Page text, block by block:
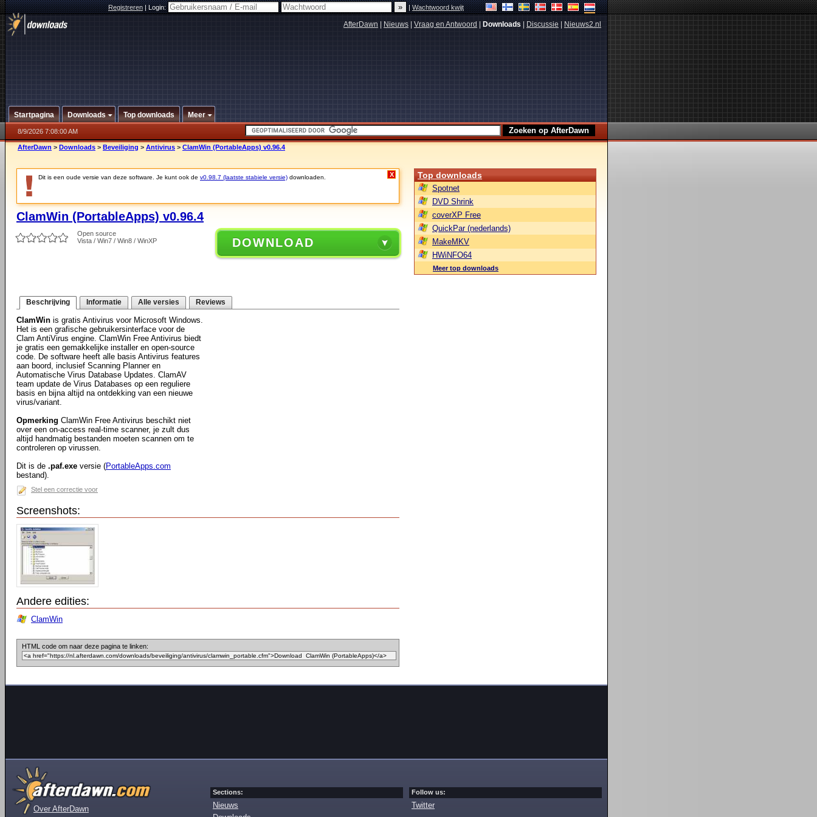
Registreren|Login: |Wachtwoord kwijt
AfterDawn Nieuws Vraag en Antwoord Downloads Discussie Nieuws2.nl
Startpagina Downloads Top downloads Meer
8/9/2026 7:08:00 AM
AfterDawn > Downloads > Beveiliging > Antivirus > ClamWin (PortableApps) v0.96.4
Dit is een oude versie van deze software. Je kunt ook de v0.98.7 (laatste stabiele versie) downloaden. X
ClamWin (PortableApps) v0.96.4
Open source
Vista / Win7 / Win8 / WinXP
DOWNLOAD
Beschrijving Informatie Alle versies Reviews
ClamWin is gratis Antivirus voor Microsoft Windows.
Het is een grafische gebruikersinterface voor de
Clam AntiVirus engine. ClamWin Free Antivirus biedt
je gratis een gemakkelijke installer en open-source
code. De software heeft alle basis Antivirus features
aan boord, inclusief Scanning Planner en
Automatische Virus Database Updates. ClamAV
team update de Virus Databases op een reguliere
basis en bijna altijd na ontdekking van een nieuwe
virus/variant.
Opmerking ClamWin Free Antivirus beschikt niet
over een on-access real-time scanner, je zult dus
altijd handmatig bestanden moeten scannen om te
controleren op virussen.
Dit is de .paf.exe versie (PortableApps.com
bestand).
Stel een correctie voor
Screenshots:
Andere edities:
ClamWin
HTML code om naar deze pagina te linken:
Top downloads
Spotnet
DVD Shrink
coverXP Free
QuickPar (nederlands)
MakeMKV
HWiNFO64
Meer top downloads
Over AfterDawn
Sections:
Nieuws
Follow us:
Twitter